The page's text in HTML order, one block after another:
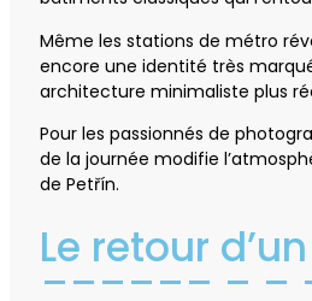
Même les stations de métro
encore une identité très
architecture minimaliste plus
Pour les passionnés de
de la journée modifie
de Petřín.
Le retour